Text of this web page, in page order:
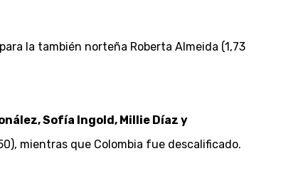
la también norteña Roberta Almeida (1,73
Sofía Ingold, Millie Díaz y
mientras que Colombia fue descalificado.